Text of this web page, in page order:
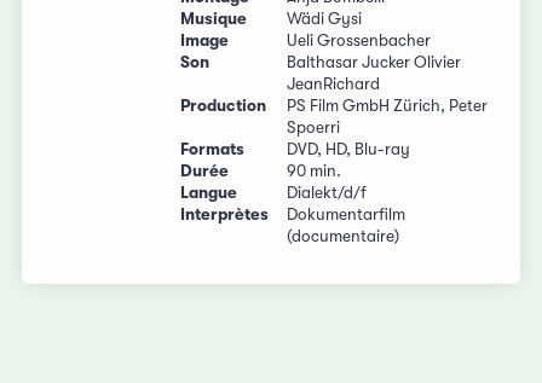
Musique
Wädi Gysi
Image
Ueli Grossenbacher
Son
Balthasar Jucker Olivier
JeanRichard
Production
PS Film GmbH Zürich, Peter
Spoerri
Formats
DVD, HD, Blu-ray
Durée
90 min.
Langue
Dialekt/d/f
Interprètes
Dokumentarfilm
(documentaire)